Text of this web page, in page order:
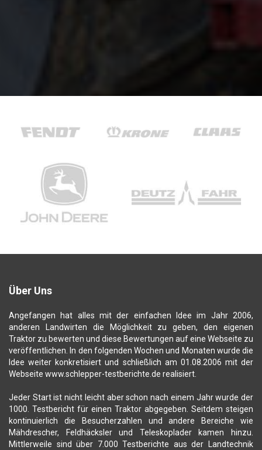
Über Uns
Angefangen hat alles mit der einfachen Idee im Jahr 2006,
anderen Landwirten die Möglichkeit zu geben, den eigenen
Traktor zu bewerten und diese Bewertungen auf eine Webseite zu
veröffentlichen. In den folgenden Wochen und Monaten wurde die
Idee weiter konkretisiert und schließlich am 01.08.2006 mit der
Webseite www.schlepper-testberichte.de realisiert.
Jeder Start ist nicht leicht aber schon nach einem Jahr wurde der
1000. Testbericht für einen Traktor abgegeben. Seitdem steigen
kontinuierlich die Besucherzahlen und andere Bereiche wie
Mähdrescher, Feldhäcksler und Teleskoplader kamen hinzu.
Mittlerweile sind über 7.000 Testberichte aus der Landtechnik